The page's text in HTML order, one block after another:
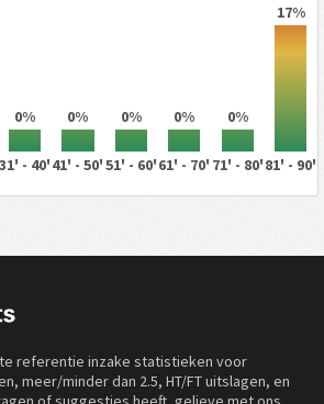
0% 0% 0% 0% 0%
17%
31' - 40'41' - 50'51' - 60'61' - 70' 71' - 80'81' - 90'
referentie inzake statistieken voor
meer/minder dan 2.5, HT/FT uitslagen, en